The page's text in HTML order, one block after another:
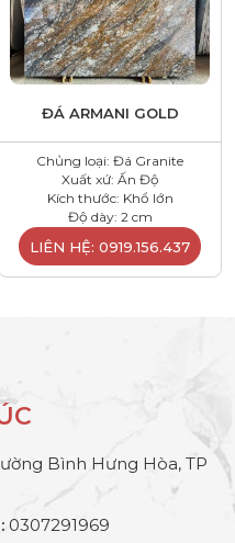
ĐÁ ARMANI GOLD
Chủng loại: Đá Granite
Xuất xứ: Ấn Độ
Kích thước: Khổ lớn
Độ dày: 2 cm
LIÊN HỆ: 0919.156.437
Bình Hưng Hòa, TP
0307291969